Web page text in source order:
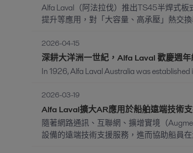
Alfa Laval（阿法拉伐）推出TS45半焊式
提升等應用，對「大容量、高承壓」熱交
2026-04-15
深耕大洋洲一世紀，Alfa Laval 歡慶週
In 1926, Alfa Laval Australia was established
2026-03-19
Alfa Laval擴大AR應用於船舶遠端技術
隨著網路通訊、互聯網、擴增實境（
設備的遠端技術支援服務，進而協助船員